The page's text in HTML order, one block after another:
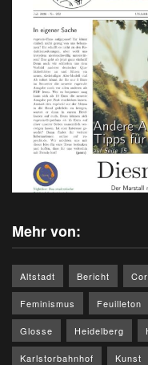
Mehr von:
Altstadt Bericht
Feminismus Feuilleton
Glosse Heidelberg
Karlstorbahnhof Kunst